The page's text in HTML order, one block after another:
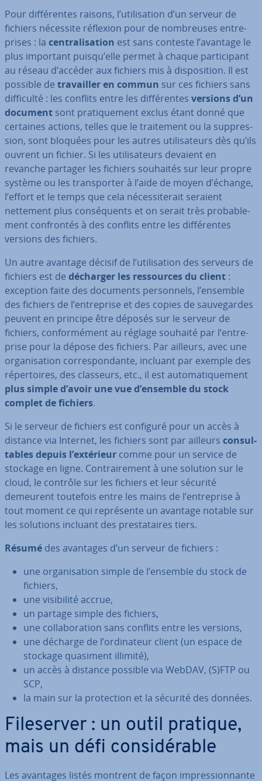
Pour dif­fé­rentes raisons, l’uti­li­sa­tion d’un serveur de
fichiers nécessite réflexion pour de nom­breuses en­tre­
prises : la cen­tra­li­sa­tion est sans conteste l’avantage le
plus important puisqu’elle permet à chaque par­ti­ci­pant
au réseau d’accéder aux fichiers mis à dis­po­si­tion. Il est
possible de tra­vail­ler en commun sur ces fichiers sans
dif­fi­culté : les conflits entre les dif­fé­rentes versions d’un
document sont pra­ti­que­ment exclus étant donné que
certaines actions, telles que le trai­te­ment ou la sup­pres­
sion, sont bloquées pour les autres uti­li­sa­teurs dès qu’ils
ouvrent un fichier. Si les uti­li­sa­teurs devaient en
revanche partager les fichiers souhaités sur leur propre
système ou les trans­por­ter à l’aide de moyen d’échange,
l’effort et le temps que cela né­ces­si­te­rait seraient
nettement plus con­sé­quents et on serait très pro­ba­ble­
ment con­fron­tés à des conflits entre les dif­fé­rentes
versions des fichiers.
Un autre avantage décisif de l’uti­li­sa­tion des serveurs de
fichiers est de décharger les res­sources du client :
exception faite des documents per­son­nels, l’ensemble
des fichiers de l’en­tre­prise et des copies de sau­ve­gardes
peuvent en principe être déposés sur le serveur de
fichiers, con­for­mé­ment au réglage souhaité par l’en­tre­
prise pour la dépose des fichiers. Par ailleurs, avec une
or­ga­ni­sa­tion cor­res­pon­dante, incluant par exemple des
ré­per­toires, des classeurs, etc., il est au­to­ma­ti­que­ment
plus simple d’avoir une vue d’ensemble du stock
complet de fichiers.
Si le serveur de fichiers est configuré pour un accès à
distance via Internet, les fichiers sont par ailleurs con­sul­
tables depuis l’extérieur comme pour un service de
stockage en ligne. Con­trai­re­ment à une solution sur le
cloud, le contrôle sur les fichiers et leur sécurité
demeurent toutefois entre les mains de l’en­tre­prise à
tout moment ce qui re­pré­sente un avantage notable sur
les solutions incluant des pres­ta­taires tiers.
Résumé des avantages d’un serveur de fichiers :
une or­ga­ni­sa­tion simple de l’ensemble du stock de
fichiers,
une vi­si­bi­lité accrue,
un partage simple des fichiers,
une col­la­bo­ra­tion sans conflits entre les versions,
une décharge de l’or­di­na­teur client (un espace de
stockage quasiment illimité),
un accès à distance possible via WebDAV, (S)FTP ou
SCP,
la main sur la pro­tec­tion et la sécurité des données.
Fi­le­ser­ver : un outil pratique,
mais un défi con­si­dé­rable
Les avantages listés montrent de façon im­pres­sion­nante